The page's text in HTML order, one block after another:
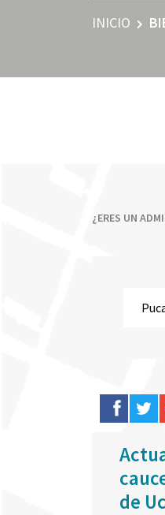
INICIO
¿ERES UN
de